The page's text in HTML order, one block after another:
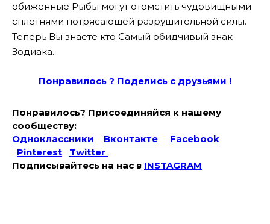
обиженные Рыбы могут отомстить чудовищными
сплетнями потрясающей разрушительной силы.
Теперь Вы знаете кто Самый обидчивый знак
Зодиака.
Понравилось ? Поделись с друзьями !
Понравилось? Присоединяйся к нашему
сообществу:
Одноклассники
Вконтакте
Facebook
Pinterest
Twitter
Подписывайтесь на наc в INSTAGRAM